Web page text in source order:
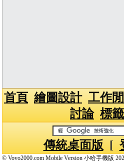
首頁 繪圖設計 工作
討論 標籤
傳統桌面版[
© Vovo2000.com Mobile Version 小哈手機版